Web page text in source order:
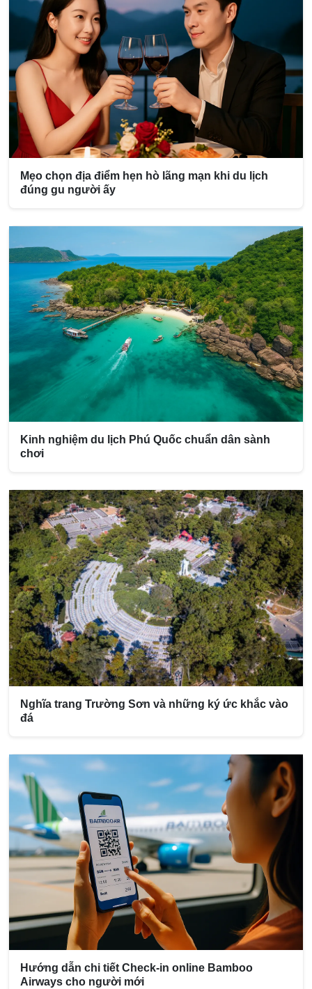
Mẹo chọn địa điểm hẹn hò lãng mạn khi du lịch
đúng gu người ấy
Kinh nghiệm du lịch Phú Quốc chuẩn dân sành
chơi
Nghĩa trang Trường Sơn và những ký ức khắc vào
đá
Hướng dẫn chi tiết Check-in online Bamboo
Airways cho người mới